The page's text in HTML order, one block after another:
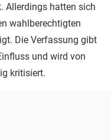
Allerdings hatten sich
wahlberechtigten
Die Verfassung gibt
und wird von
kritisiert.